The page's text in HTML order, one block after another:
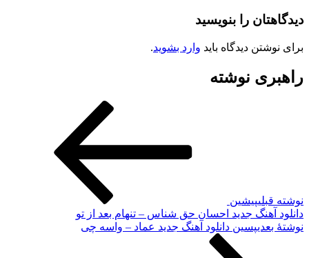
دیدگاهتان را بنویسید
برای نوشتن دیدگاه باید وارد بشوید.
راهبری نوشته
نوشته قبلیپیشین
دانلود آهنگ جدید احسان حق‌ شناس – تنهام بعد از تو
نوشته‌ٔ بعدیپسین دانلود آهنگ جدید عماد – واسه چی